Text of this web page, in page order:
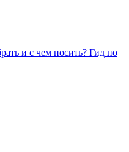
и с чем носить? Гид по